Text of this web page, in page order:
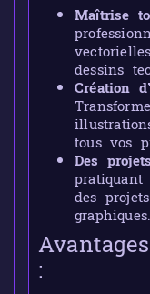
Maîtrise
dessins
Création
tous vos
Des
des
graphiques.
: